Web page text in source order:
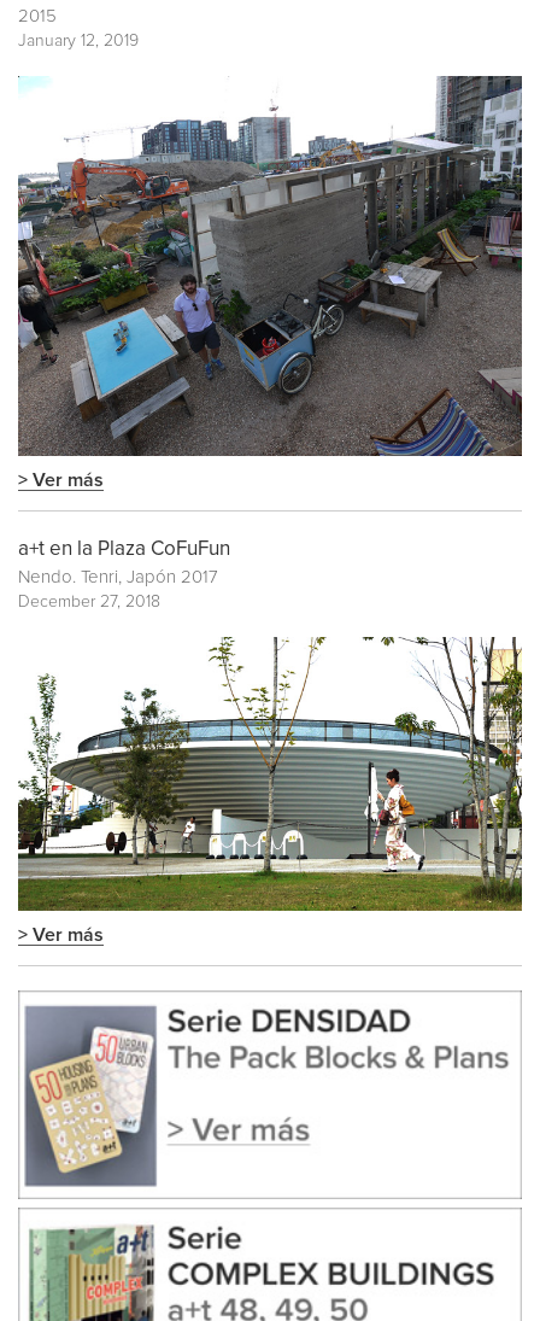
2015
January 12, 2019
> Ver más
a+t en la Plaza CoFuFun
Nendo. Tenri, Japón 2017
December 27, 2018
> Ver más